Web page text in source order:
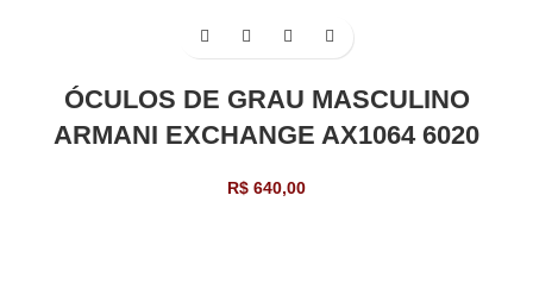
ÓCULOS DE GRAU MASCULINO
ARMANI EXCHANGE AX1064 6020
R$ 640,00